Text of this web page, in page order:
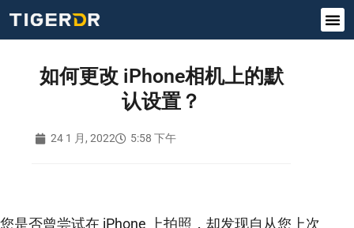
如何更改 iPhone相机上的默
认设置？
24 1 月, 2022 5:58 下午
您是否曾尝试在 iPhone 上拍照，却发现自从您上次